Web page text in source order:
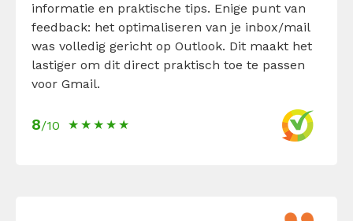
informatie en praktische tips. Enige punt van
feedback: het optimaliseren van je inbox/mail
was volledig gericht op Outlook. Dit maakt het
lastiger om dit direct praktisch toe te passen
voor Gmail.
8/10